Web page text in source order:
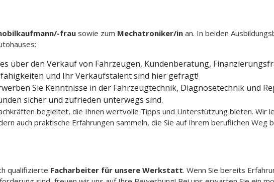
frausowie zum Mechatroniker/in an. In beiden
über den Verkauf von Fahrzeugen, Kundenberatung,
und Ihr Verkaufstalent sind hier gefragt!
Sie Kenntnisse in der Fahrzeugtechnik, Diagnosetechnik und
sicher und zufrieden unterwegs sind.
begleitet, die Ihnen wertvolle Tipps und Unterstützung bieten. Wir
auch praktische Erfahrungen sammeln, die Sie auf Ihrem beruflichen Weg
qualifizierte Facharbeiter für unsere Werkstatt. Wenn Sie bereits